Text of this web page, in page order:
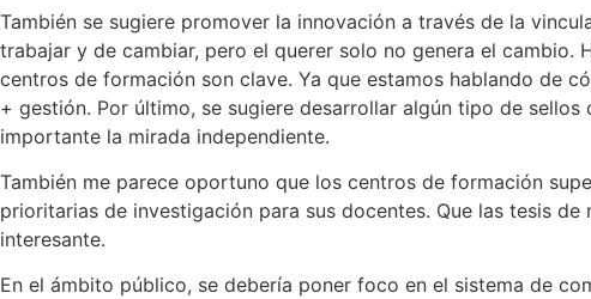
También se sugiere promover la innovación a través de la
trabajar y de cambiar, pero el querer solo no genera el cambio.
centros de formación son clave. Ya que estamos hablando de
+ gestión. Por último, se sugiere desarrollar algún tipo de
importante la mirada independiente.
También me parece oportuno que los centros de formación
prioritarias de investigación para sus docentes. Que las tesis
interesante.
En el ámbito público, se debería poner foco en el sistema de